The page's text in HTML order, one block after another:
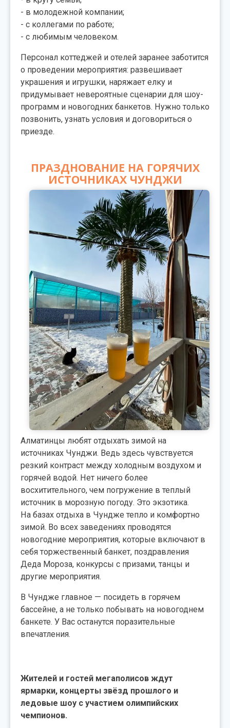
- в молодежной компании;
- с коллегами по работе;
- с любимым человеком.
Персонал коттеджей и отелей заранее заботится
о проведении мероприятия: развешивает
украшения и игрушки, наряжает елку и
придумывает невероятные сценарии для шоу-
программ и новогодних банкетов. Нужно только
позвонить, узнать условия и договориться о
приезде.
ПРАЗДНОВАНИЕ НА ГОРЯЧИХ
ИСТОЧНИКАХ ЧУНДЖИ
Алматинцы любят отдыхать зимой на
источниках Чунджи. Ведь здесь чувствуется
резкий контраст между холодным воздухом и
горячей водой. Нет ничего более
восхитительного, чем погружение в теплый
источник в морозную погоду. Это экзотика.
На базах отдыха в Чундже тепло и комфортно
зимой. Во всех заведениях проводятся
новогодние мероприятия, которые включают в
себя торжественный банкет, поздравления
Деда Мороза, конкурсы с призами, танцы и
другие мероприятия.
В Чундже главное — посидеть в горячем
бассейне, а не только побывать на новогоднем
банкете. У Вас останутся поразительные
впечатления.
Жителей и гостей мегаполисов ждут
ярмарки, концерты звёзд прошлого и
ледовые шоу с участием олимпийских
чемпионов.